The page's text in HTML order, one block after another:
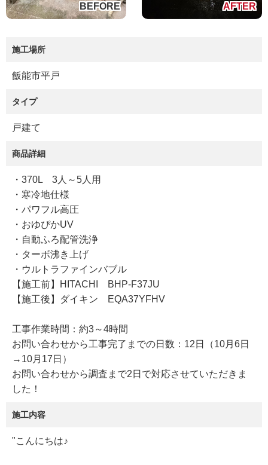
施工場所
飯能市平戸
タイプ
戸建て
商品詳細
・370L 3人～5人用
・寒冷地仕様
・パワフル高圧
・おゆぴかUV
・自動ふろ配管洗浄
・ターボ沸き上げ
・ウルトラファインバブル
【施工前】HITACHI BHP-F37JU
【施工後】ダイキン EQA37YFHV
工事作業時間：約3～4時間
お問い合わせから工事完了までの日数：12日（10月6日
→10月17日）
お問い合わせから調査まで2日で対応させていただきま
した！
施工内容
"こんにちは♪